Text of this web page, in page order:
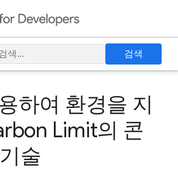
검색
하여 환경을 지
Limit의 콘
술